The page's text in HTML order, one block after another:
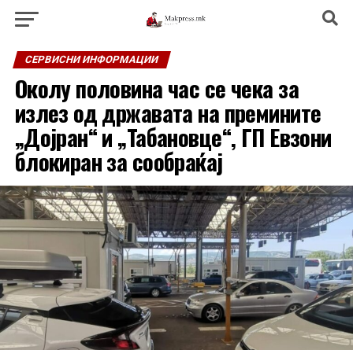
СЕРВИСНИ ИНФОРМАЦИИ
Околу половина час се чека за
излез од државата на премините
„Дојран“ и „Табановце“, ГП Евзони
блокиран за сообраќај